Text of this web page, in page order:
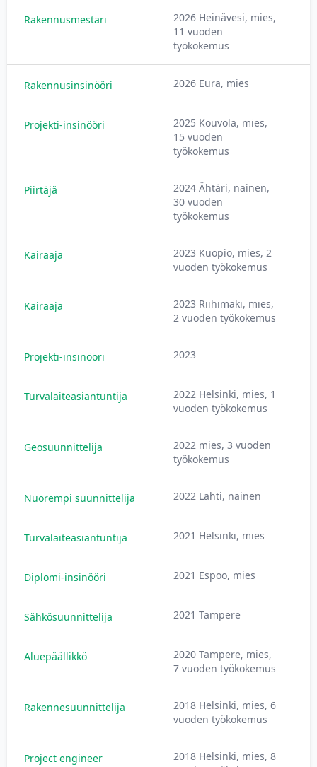
Rakennusmestari
2026 Heinävesi, mies,
11 vuoden
työkokemus
Rakennusinsinööri 2026 Eura, mies
Projekti-insinööri
2025 Kouvola, mies,
15 vuoden
työkokemus
Piirtäjä
2024 Ähtäri, nainen,
30 vuoden
työkokemus
Kairaaja
2023 Kuopio, mies, 2
vuoden työkokemus
Kairaaja
2023 Riihimäki, mies,
2 vuoden työkokemus
Projekti-insinööri 2023
Turvalaiteasiantuntija
2022 Helsinki, mies, 1
vuoden työkokemus
Geosuunnittelija
2022 mies, 3 vuoden
työkokemus
Nuorempi suunnittelija 2022 Lahti, nainen
Turvalaiteasiantuntija 2021 Helsinki, mies
Diplomi-insinööri 2021 Espoo, mies
Sähkösuunnittelija 2021 Tampere
Aluepäällikkö
2020 Tampere, mies,
7 vuoden työkokemus
Rakennesuunnittelija
2018 Helsinki, mies, 6
vuoden työkokemus
Project engineer
2018 Helsinki, mies, 8